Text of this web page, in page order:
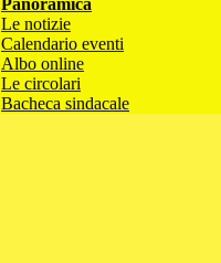
Panoramica
Le notizie
Calendario eventi
Albo online
Le circolari
Bacheca sindacale